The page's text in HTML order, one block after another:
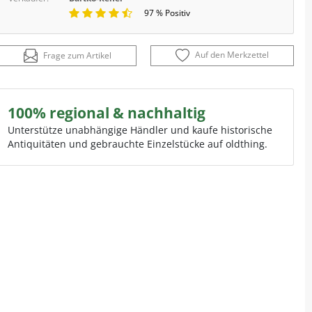
97 % Positiv
Frage zum Artikel Auf den Merkzettel
100% regional & nachhaltig
Unterstütze unabhängige Händler und kaufe historische
Antiquitäten und gebrauchte Einzelstücke auf oldthing.